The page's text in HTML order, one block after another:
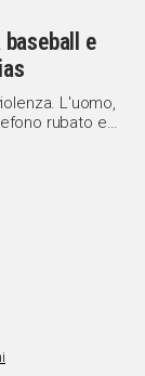
baseball e
L'uomo,
rubato e